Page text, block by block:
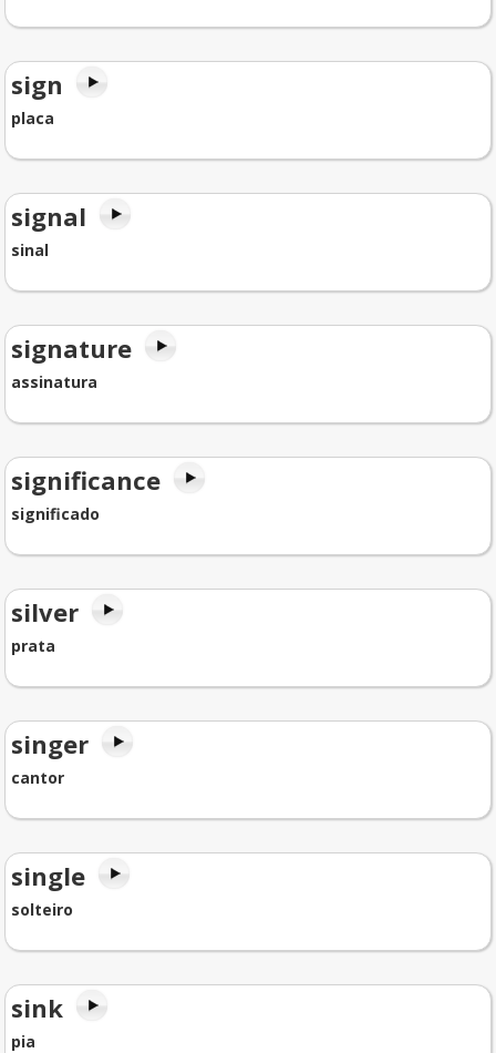
sign
placa
signal
sinal
signature
assinatura
significance
significado
silver
prata
singer
cantor
single
solteiro
sink
pia